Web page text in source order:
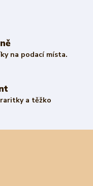
na podací místa.
a těžko